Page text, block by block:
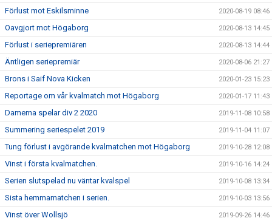
Förlust mot Eskilsminne 2020-08-19 08:46
Oavgjort mot Högaborg 2020-08-13 14:45
Förlust i seriepremiären 2020-08-13 14:44
Äntligen seriepremiär 2020-08-06 21:27
Brons i Saif Nova Kicken 2020-01-23 15:23
Reportage om vår kvalmatch mot Högaborg 2020-01-17 11:43
Damerna spelar div 2 2020 2019-11-08 10:58
Summering seriespelet 2019 2019-11-04 11:07
Tung förlust i avgörande kvalmatchen mot Högaborg 2019-10-28 12:08
Vinst i första kvalmatchen. 2019-10-16 14:24
Serien slutspelad nu väntar kvalspel 2019-10-08 13:34
Sista hemmamatchen i serien. 2019-10-03 13:56
Vinst över Wollsjö 2019-09-26 14:46